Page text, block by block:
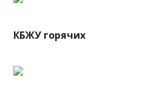
КБЖУ горячих